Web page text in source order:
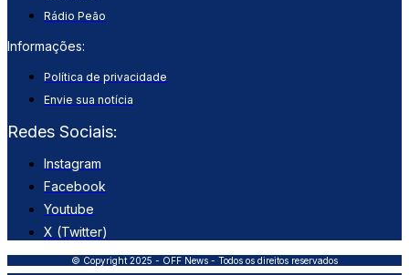
Rádio Peão
Informações:
Política de privacidade
Envie sua notícia
Redes Sociais:
Instagram
Facebook
Youtube
X (Twitter)
© Copyright 2025 - OFF News - Todos os direitos reservados